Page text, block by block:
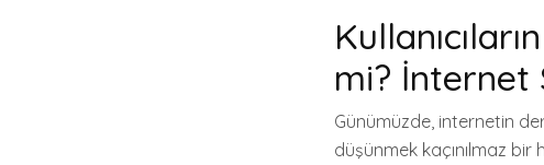
mi? İnternet
Günümüzde, internetin
düşünmek kaçınılmaz bir